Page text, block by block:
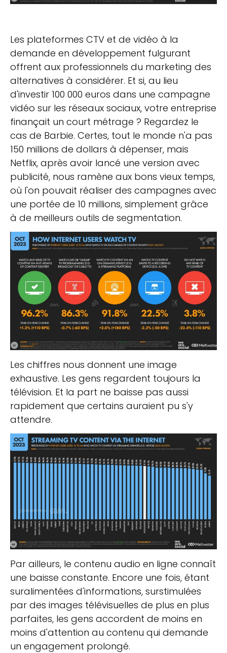
Les plateformes CTV et de vidéo à la
demande en développement fulgurant
offrent aux professionnels du marketing des
alternatives à considérer. Et si, au lieu
d'investir 100 000 euros dans une campagne
vidéo sur les réseaux sociaux, votre entreprise
finançait un court métrage ? Regardez le
cas de Barbie. Certes, tout le monde n'a pas
150 millions de dollars à dépenser, mais
Netflix, après avoir lancé une version avec
publicité, nous ramène aux bons vieux temps,
où l'on pouvait réaliser des campagnes avec
une portée de 10 millions, simplement grâce
à de meilleurs outils de segmentation.
Les chiffres nous donnent une image
exhaustive. Les gens regardent toujours la
télévision. Et la part ne baisse pas aussi
rapidement que certains auraient pu s'y
attendre.
Par ailleurs, le contenu audio en ligne connaît
une baisse constante. Encore une fois, étant
suralimentées d'informations, surstimulées
par des images télévisuelles de plus en plus
parfaites, les gens accordent de moins en
moins d'attention au contenu qui demande
un engagement prolongé.